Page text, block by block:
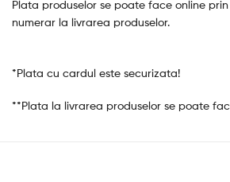
Plata produselor se poate face online
numerar la livrarea produselor.
*Plata cu cardul este securizata!
**Plata la livrarea produselor se poate